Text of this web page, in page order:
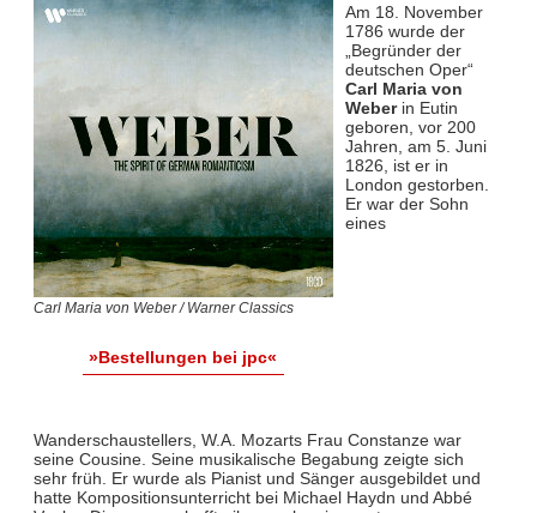
Carl Maria von Weber / Warner Classics
»Bestellungen bei jpc«
Am 18. November
1786 wurde der
„Begründer der
deutschen Oper“
Carl Maria von
Weberin Eutin
geboren, vor 200
Jahren, am 5. Juni
1826, ist er in
London gestorben.
Er war der Sohn
eines
Wanderschaustellers, W.A. Mozarts Frau Constanze war
seine Cousine. Seine musikalische Begabung zeigte sich
sehr früh. Er wurde als Pianist und Sänger ausgebildet und
hatte Kompositionsunterricht bei Michael Haydn und Abbé